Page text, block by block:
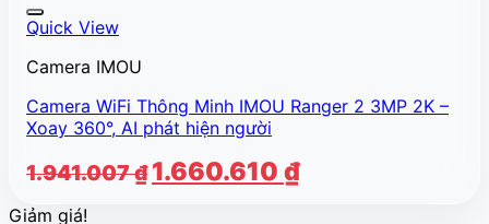
Quick View
Camera IMOU
Camera WiFi Thông Minh IMOU Ranger 2 3MP 2K –
Xoay 360°, AI phát hiện người
1.941.007₫ Giá
1.660.610 ₫Giá
Giảm giá!